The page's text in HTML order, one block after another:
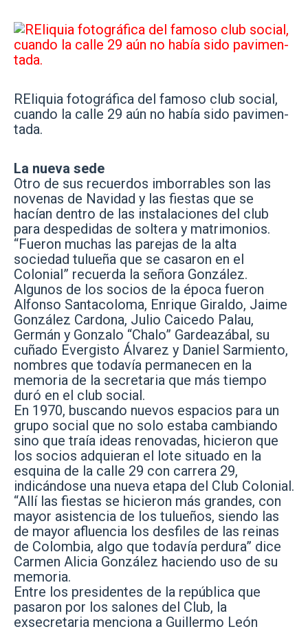
REliquia fotográfica del famoso club social,
cuando la calle 29 aún no había sido pavimen-
tada.
La nueva sede
Otro de sus recuerdos imborrables son las
novenas de Navidad y las fiestas que se
hacían dentro de las instalaciones del club
para despedidas de soltera y matrimonios.
“Fueron muchas las parejas de la alta
sociedad tulueña que se casaron en el
Colonial” recuerda la señora González.
Algunos de los socios de la época fueron
Alfonso Santacoloma, Enrique Giraldo, Jaime
González Cardona, Julio Caicedo Palau,
Germán y Gonzalo “Chalo” Gardeazábal, su
cuñado Evergisto Álvarez y Daniel Sarmiento,
nombres que todavía permanecen en la
memoria de la secretaria que más tiempo
duró en el club social.
En 1970, buscando nuevos espacios para un
grupo social que no solo estaba cambiando
sino que traía ideas renovadas, hicieron que
los socios adquieran el lote situado en la
esquina de la calle 29 con carrera 29,
indicándose una nueva etapa del Club Colonial.
“Allí las fiestas se hicieron más grandes, con
mayor asistencia de los tulueños, siendo las
de mayor afluencia los desfiles de las reinas
de Colombia, algo que todavía perdura” dice
Carmen Alicia González haciendo uso de su
memoria.
Entre los presidentes de la república que
pasaron por los salones del Club, la
exsecretaria menciona a Guillermo León